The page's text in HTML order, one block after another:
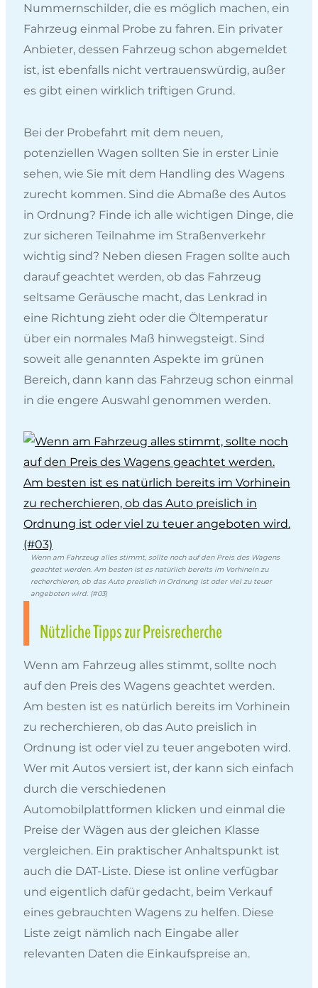
Nummernschilder, die es möglich machen, ein
Fahrzeug einmal Probe zu fahren. Ein privater
Anbieter, dessen Fahrzeug schon abgemeldet
ist, ist ebenfalls nicht vertrauenswürdig, außer
es gibt einen wirklich triftigen Grund.
Bei der Probefahrt mit dem neuen,
potenziellen Wagen sollten Sie in erster Linie
sehen, wie Sie mit dem Handling des Wagens
zurecht kommen. Sind die Abmaße des Autos
in Ordnung? Finde ich alle wichtigen Dinge, die
zur sicheren Teilnahme im Straßenverkehr
wichtig sind? Neben diesen Fragen sollte auch
darauf geachtet werden, ob das Fahrzeug
seltsame Geräusche macht, das Lenkrad in
eine Richtung zieht oder die Öltemperatur
über ein normales Maß hinwegsteigt. Sind
soweit alle genannten Aspekte im grünen
Bereich, dann kann das Fahrzeug schon einmal
in die engere Auswahl genommen werden.
Wenn am Fahrzeug alles stimmt, sollte noch auf den Preis des Wagens
geachtet werden. Am besten ist es natürlich bereits im Vorhinein zu
recherchieren, ob das Auto preislich in Ordnung ist oder viel zu teuer
angeboten wird. (#03)
Nützliche Tipps zur Preisrecherche
Wenn am Fahrzeug alles stimmt, sollte noch
auf den Preis des Wagens geachtet werden.
Am besten ist es natürlich bereits im Vorhinein
zu recherchieren, ob das Auto preislich in
Ordnung ist oder viel zu teuer angeboten wird.
Wer mit Autos versiert ist, der kann sich einfach
durch die verschiedenen
Automobilplattformen klicken und einmal die
Preise der Wägen aus der gleichen Klasse
vergleichen. Ein praktischer Anhaltspunkt ist
auch die DAT-Liste. Diese ist online verfügbar
und eigentlich dafür gedacht, beim Verkauf
eines gebrauchten Wagens zu helfen. Diese
Liste zeigt nämlich nach Eingabe aller
relevanten Daten die Einkaufspreise an.